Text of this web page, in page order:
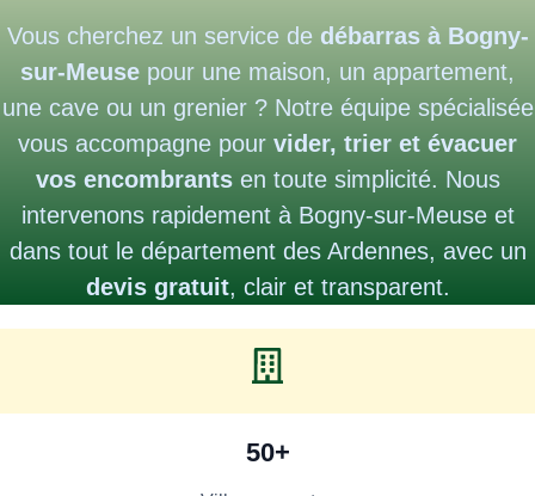
Vous cherchez un service de débarras à Bogny-
sur-Meuse pour une maison, un appartement,
une cave ou un grenier ? Notre équipe spécialisée
vous accompagne pour vider, trier et évacuer
vos encombrantsen toute simplicité. Nous
intervenons rapidement à Bogny-sur-Meuse et
dans tout le département des Ardennes, avec un
devis gratuit, clair et transparent.
50+